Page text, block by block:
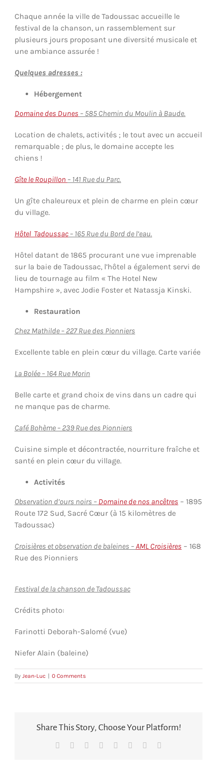
Chaque année la ville de Tadoussac accueille le
festival de la chanson, un rassemblement sur
plusieurs jours proposant une diversité musicale et
une ambiance assurée !
Quelques adresses :
Hébergement
Domaine des Dunes – 585 Chemin du Moulin à Baude.
Location de chalets, activités ; le tout avec un accueil
remarquable ; de plus, le domaine accepte les
chiens !
Gîte le Roupillon – 141 Rue du Parc.
Un gîte chaleureux et plein de charme en plein cœur
du village.
Hôtel Tadoussac – 165 Rue du Bord de l’eau.
Hôtel datant de 1865 procurant une vue imprenable
sur la baie de Tadoussac, l’hôtel a également servi de
lieu de tournage au film « The Hotel New
Hampshire », avec Jodie Foster et Natassja Kinski.
Restauration
Chez Mathilde – 227 Rue des Pionniers
Excellente table en plein cœur du village. Carte variée
La Bolée – 164 Rue Morin
Belle carte et grand choix de vins dans un cadre qui
ne manque pas de charme.
Café Bohème – 239 Rue des Pionniers
Cuisine simple et décontractée, nourriture fraîche et
santé en plein cœur du village.
Activités
Observation d’ours noirs – Domaine de nos ancêtres – 1895
Route 172 Sud, Sacré Cœur (à 15 kilomètres de
Tadoussac)
Croisières et observation de baleines –AML Croisières – 168
Rue des Pionniers
Festival de la chanson de Tadoussac
Crédits photo:
Farinotti Deborah-Salomé (vue)
Niefer Alain (baleine)
By Jean-Luc 0 Comments
Share This Story, Choose Your Platform!
Facebook Reddit LinkedIn
TumblrPinterest